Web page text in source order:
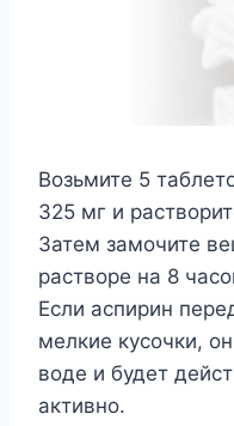
Возьмите 5
325 мг и
Затем замочите
растворе на 8
Если аспирин
мелкие кусочки,
воде и будет
активно.